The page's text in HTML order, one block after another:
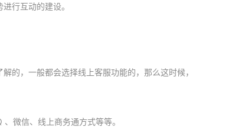
行互动的建设。
的，一般都会选择线上客服功能的，那么这时候，
微信、线上商务通方式等等。